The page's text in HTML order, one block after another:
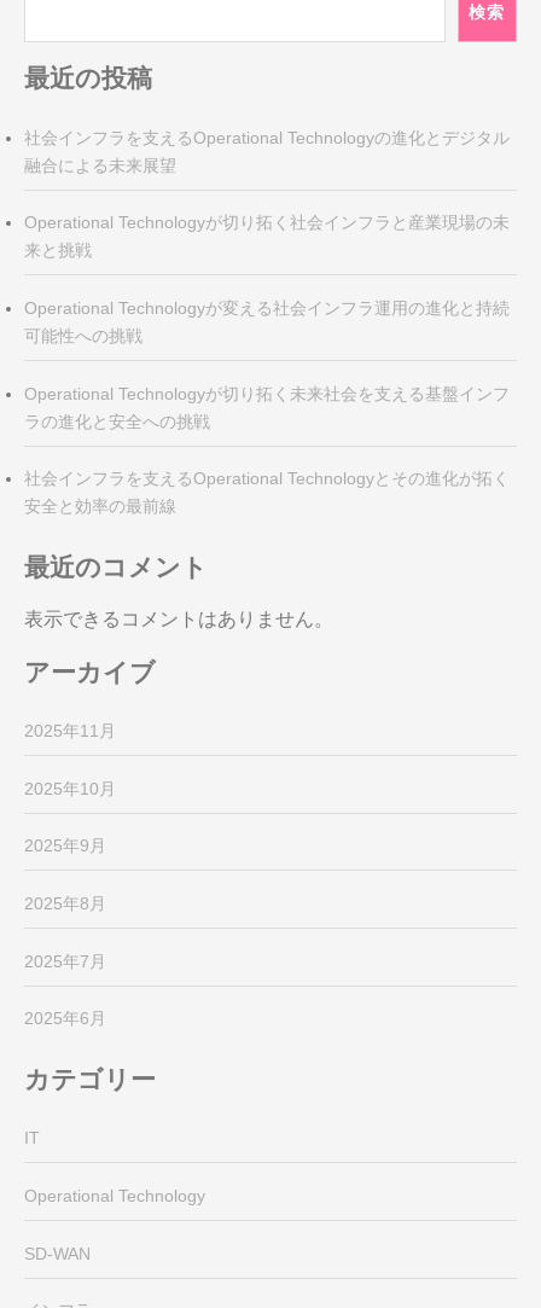
ョ
ン
検索
最近の投稿
社会インフラを支えるOperational Technologyの進化とデジタル
融合による未来展望
Operational Technologyが切り拓く社会インフラと産業現場の未
来と挑戦
Operational Technologyが変える社会インフラ運用の進化と持続
可能性への挑戦
Operational Technologyが切り拓く未来社会を支える基盤インフ
ラの進化と安全への挑戦
社会インフラを支えるOperational Technologyとその進化が拓く
安全と効率の最前線
最近のコメント
表示できるコメントはありません。
アーカイブ
2025年11月
2025年10月
2025年9月
2025年8月
2025年7月
2025年6月
カテゴリー
IT
Operational Technology
SD-WAN